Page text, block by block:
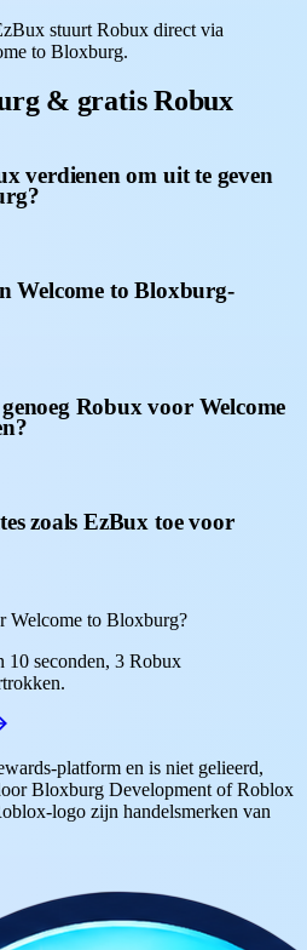
stuurt Robux direct via
to Bloxburg.
& gratis Robux
verdienen om uit te geven
Welcome to Bloxburg-
Robux voor Welcome
zoals EzBux toe voor
Welcome to Bloxburg?
seconden, 3 Robux
platform en is niet gelieerd,
Bloxburg Development of Roblox
logo zijn handelsmerken van